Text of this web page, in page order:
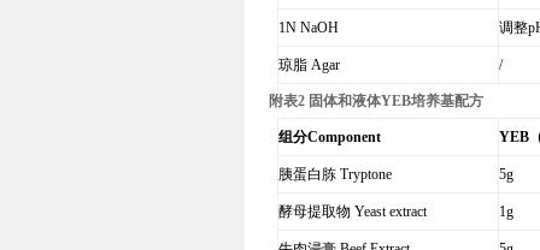
1N NaOH 调整
琼脂 Agar /
附表2 固体和液体YEB培养基配方
组分Component YEB
胰蛋白胨 Tryptone 5g
酵母提取物 Yeast extract 1g